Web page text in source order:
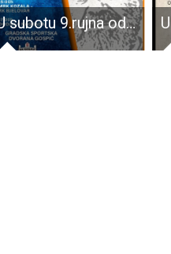
U subotu 9.rujna održava se treći Memorijalni rukometni turnir “Joso Starčević-Ćele”